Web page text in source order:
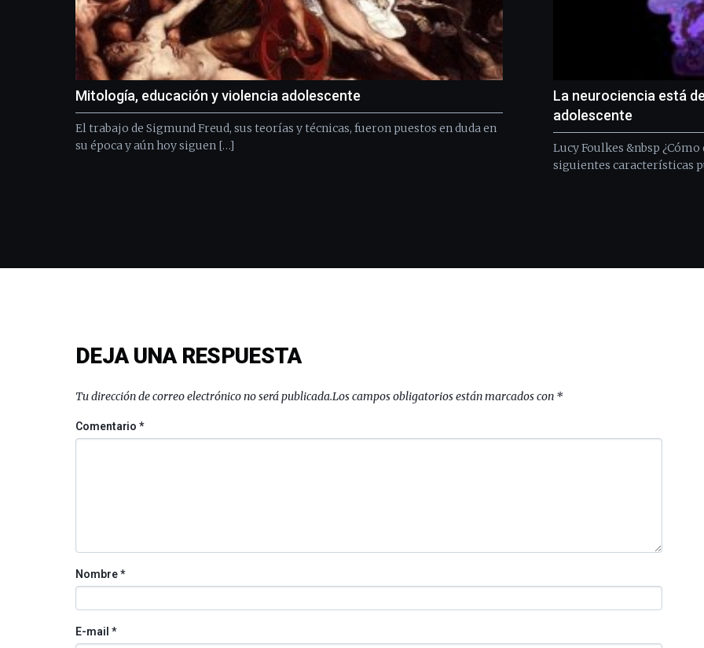
Mitología, educación y violencia adolescente
El trabajo de Sigmund Freud, sus teorías y técnicas, fueron puestos en duda en
su época y aún hoy siguen […]
La neurociencia está
adolescente
Lucy Foulkes &nbsp
siguientes características
DEJA UNA RESPUESTA
Tu dirección de correo electrónico no será publicada.Los campos obligatorios están marcados con *
Comentario*
Nombre*
E-mail *